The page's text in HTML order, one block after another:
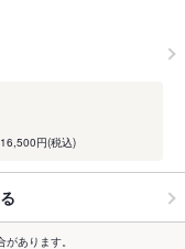
円(税込)
あります。